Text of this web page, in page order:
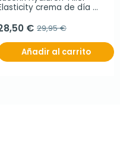
crema de día
€ 29,95 €
Añadir al carrito